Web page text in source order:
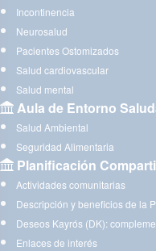
Incontinencia
Neurosalud
Pacientes Ostomizados
Salud cardiovascular
Salud mental
Aula de Entorno
Salud Ambiental
Seguridad Alimentaria
Planificación
Actividades comunitarias
Descripción y beneficios de la
Deseos Kayrós (DK):
Enlaces de interés